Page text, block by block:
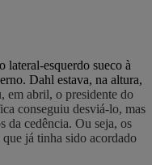
lateral-esquerdo sueco à
Dahl estava, na altura,
em abril, o presidente do
conseguiu desviá-lo, mas
da cedência. Ou seja, os
já tinha sido acordado